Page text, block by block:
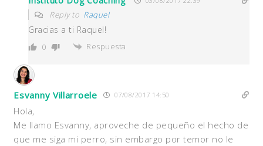
Reply to Raquel
Gracias a ti Raquel!
0 Respuesta
Esvanny Villarroele 07/08/2017 14:50
Hola,
Me llamo Esvanny, aproveche de pequeño el hecho de
que me siga mi perro, sin embargo por temor no le